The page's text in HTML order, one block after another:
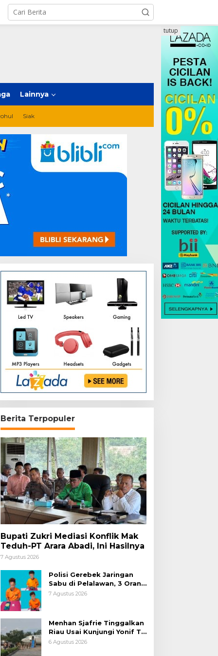
Lainnya
Siak
tutup
Berita Terpopuler
Bupati Zukri Mediasi Konflik Mak
Teduh-PT Arara Abadi, Ini Hasilnya
7 Agustus 2026
Polisi Gerebek Jaringan
Sabu di Pelalawan, 3 Orang
Ditangkap
7 Agustus 2026
Menhan Sjafrie Tinggalkan
Riau Usai Kunjungi Yonif TP
di Wilayah Kodam
6 Agustus 2026